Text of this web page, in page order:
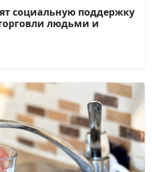
социальную поддержку
людьми и